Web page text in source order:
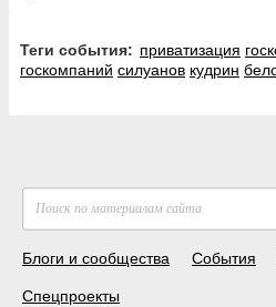
Теги события: приватизация
госкомпаний силуанов кудрин
Блоги и сообщества События
Спецпроекты